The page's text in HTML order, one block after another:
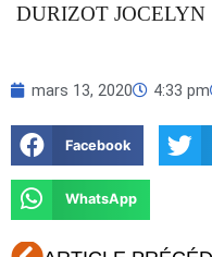
DURIZOT JOCELYN
mars 13, 2020 4:33 pm
Facebook
WhatsApp